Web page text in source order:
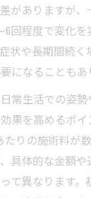
がありますが、
6回程度で変化
状や長期間続く
になることもあ
常生活での姿
果を高めるポ
たりの施術料が
具体的な金額
て異なります。